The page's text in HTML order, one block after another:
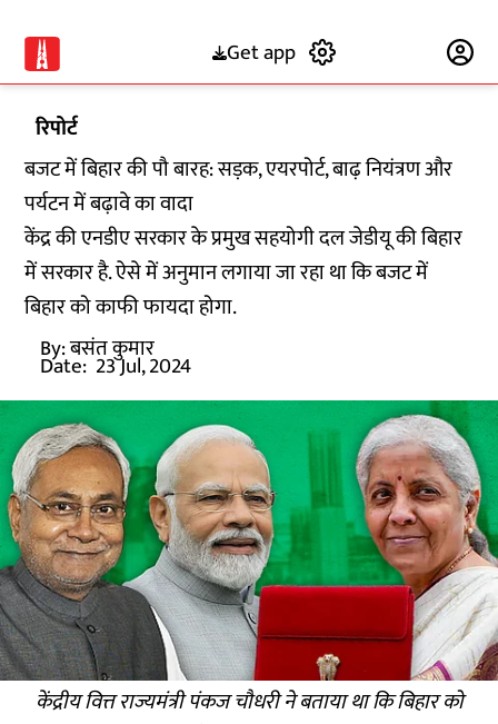
Get app
रिपोर्ट
बजट में बिहार की पौ बारह: सड़क, एयरपोर्ट, बाढ़ नियंत्रण और
पर्यटन में बढ़ावे का वादा
केंद्र की एनडीए सरकार के प्रमुख सहयोगी दल जेडीयू की बिहार
में सरकार है. ऐसे में अनुमान लगाया जा रहा था कि बजट में
बिहार को काफी फायदा होगा.
By:बसंत कुमार
Date: 23 Jul, 2024
केंद्रीय वित्त राज्यमंत्री पंकज चौधरी ने बताया था कि बिहार को